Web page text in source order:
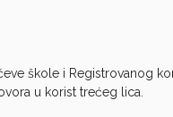
škole i Registrovanog
u korist trećeg lica.